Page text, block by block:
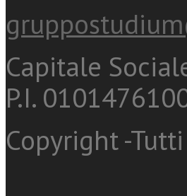
Capitale
P.I.
Copyright -